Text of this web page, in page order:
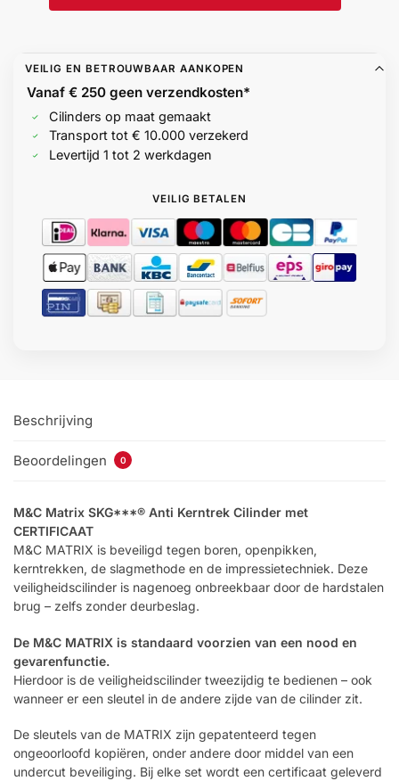
VEILIG EN BETROUWBAAR AANKOPEN
Vanaf € 250 geenverzendkosten*
Cilinders op maat gemaakt
Transport tot € 10.000 verzekerd
Levertijd 1 tot 2 werkdagen
VEILIG BETALEN
Beschrijving
Beoordelingen 0
M&C Matrix SKG***® Anti Kerntrek Cilinder met
CERTIFICAAT
M&C MATRIX is beveiligd tegen boren, openpikken,
kerntrekken, de slagmethode en de impressietechniek. Deze
veiligheidscilinder is nagenoeg onbreekbaar door de hardstalen
brug – zelfs zonder deurbeslag.
De M&C MATRIX is standaard voorzien van een nood en
gevarenfunctie.
Hierdoor is de veiligheidscilinder tweezijdig te bedienen – ook
wanneer er een sleutel in de andere zijde van de cilinder zit.
De sleutels van de MATRIX zijn gepatenteerd tegen
ongeoorloofd kopiëren, onder andere door middel van een
undercut beveiliging. Bij elke set wordt een certificaat geleverd